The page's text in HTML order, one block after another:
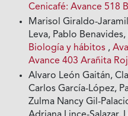
Cenicafé: Avance 518
Marisol Giraldo-
Leva, Pablo Benavides,
Biología y hábitos ,
Avance 403 Arañita
Alvaro León Gaitán,
Carlos García-López,
Zulma Nancy Gil-